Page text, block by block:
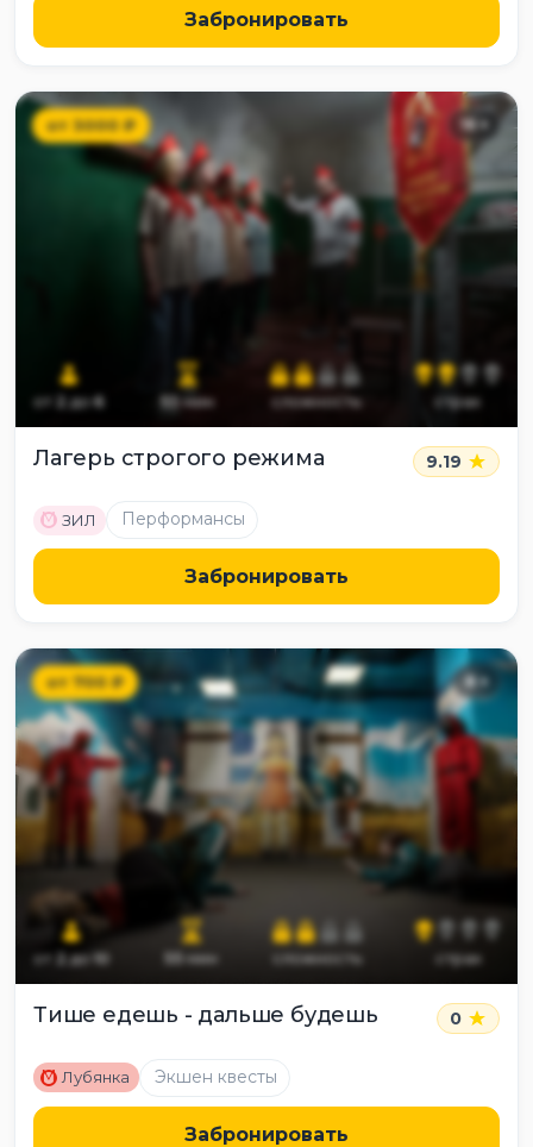
Забронировать
от 3000₽ 16
от 2до6 55мин сложность страх
Лагерь строгого режима 9.19
M ЗИЛ Перформансы
Забронировать
от 700₽ 8+
от 2до10 55 мин сложность страх
Тише едешь - дальше будешь 0
M Лубянка Экшен квесты
Забронировать